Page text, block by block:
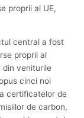
proprii al UE,
central a fost
proprii al
din veniturile
cinci noi
certificatelor de
de carbon,